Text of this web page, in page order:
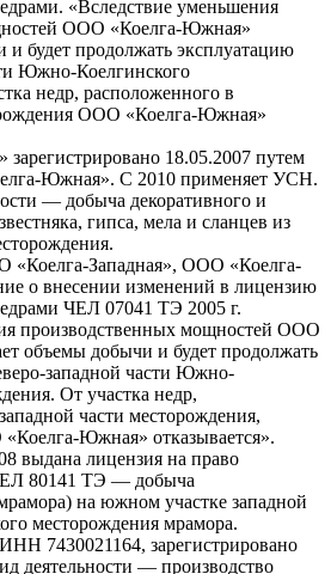
«Вследствие уменьшения
ООО «Коелга-Южная»
будет продолжать эксплуатацию
Южно-Коелгинского
недр, расположенного в
ООО «Коелга-Южная»
18.05.2007 путем
Южная». С 2010 применяет УСН.
— добыча декоративного и
гипса, мела и сланцев из
«Коелга-Западная», ООО «Коелга-
о внесении изменений в лицензию
ЧЕЛ 07041 ТЭ 2005 г.
производственных мощностей ООО
объемы добычи и будет продолжать
западной части Южно-
От участка недр,
части месторождения,
Южная» отказывается».
выдана лицензия на право
80141 ТЭ — добыча
на южном участке западной
месторождения мрамора.
7430021164, зарегистрировано
деятельности — производство